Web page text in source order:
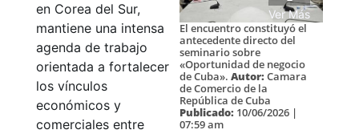
Ver Más
El encuentro constituyó el
antecedente directo del
seminario sobre
«Oportunidad de negocio
de Cuba». Autor: Camara
de Comercio de la
República de Cuba
Publicado: 10/06/2026 |
07:59 am
en Corea del Sur,
mantiene una intensa
agenda de trabajo
orientada a fortalecer
los vínculos
económicos y
comerciales entre